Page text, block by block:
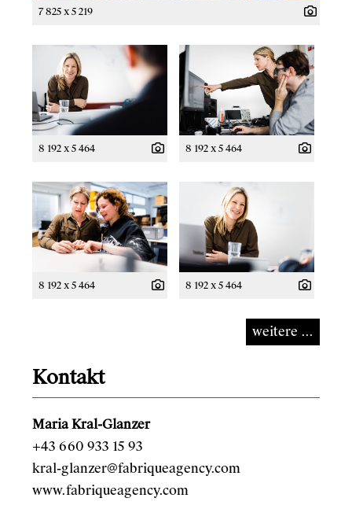
7 825 x 5 219
8 192 x 5 464 8 192 x 5 464
8 192 x 5 464 8 192 x 5 464
weitere ...
Kontakt
Maria Kral-Glanzer
+43 660 933 15 93
kral-glanzer@fabriqueagency.com
www.fabriqueagency.com